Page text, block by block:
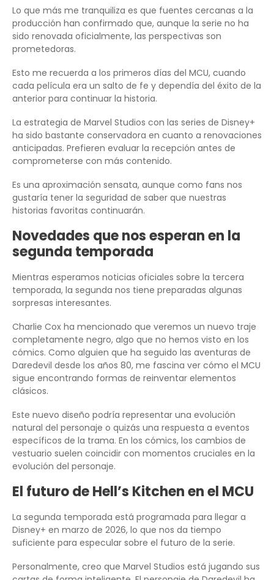
Lo que más me tranquiliza es que fuentes cercanas a la
producción han confirmado que, aunque la serie no ha
sido renovada oficialmente, las perspectivas son
prometedoras.
Esto me recuerda a los primeros días del MCU, cuando
cada película era un salto de fe y dependía del éxito de la
anterior para continuar la historia.
La estrategia de Marvel Studios con las series de Disney+
ha sido bastante conservadora en cuanto a renovaciones
anticipadas. Prefieren evaluar la recepción antes de
comprometerse con más contenido.
Es una aproximación sensata, aunque como fans nos
gustaría tener la seguridad de saber que nuestras
historias favoritas continuarán.
Novedades que nos esperan en la
segunda temporada
Mientras esperamos noticias oficiales sobre la tercera
temporada, la segunda nos tiene preparadas algunas
sorpresas interesantes.
Charlie Cox ha mencionado que veremos un nuevo traje
completamente negro, algo que no hemos visto en los
cómics. Como alguien que ha seguido las aventuras de
Daredevil desde los años 80, me fascina ver cómo el MCU
sigue encontrando formas de reinventar elementos
clásicos.
Este nuevo diseño podría representar una evolución
natural del personaje o quizás una respuesta a eventos
específicos de la trama. En los cómics, los cambios de
vestuario suelen coincidir con momentos cruciales en la
evolución del personaje.
El futuro de Hell’s Kitchen en el MCU
La segunda temporada está programada para llegar a
Disney+ en marzo de 2026, lo que nos da tiempo
suficiente para especular sobre el futuro de la serie.
Personalmente, creo que Marvel Studios está jugando sus